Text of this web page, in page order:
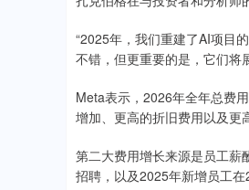
“2025年，我们重建了AI项目
不错，但更重要的是，它们将
Meta表示，2026年全年总费
增加、更高的折旧费用以及更
第二大费用增长来源是员工薪
招聘，以及2025年新增员工在